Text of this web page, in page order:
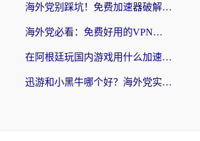
海外党别踩坑！免费加速器破解版真的能用？教你无缝访问国内资源的正确姿势
海外党必看：免费好用的VPN？不如选对转国内加速器实现无缝追剧
在阿根廷玩国内游戏用什么加速器？3年海外党亲测实用指南
迅游和小黑牛哪个好？海外党实测指南，选对中国地址加速器才能无缝刷国内资源